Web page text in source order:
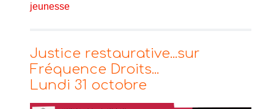
jeunesse
Justice restaurative...sur
Fréquence Droits...
Lundi 31 octobre